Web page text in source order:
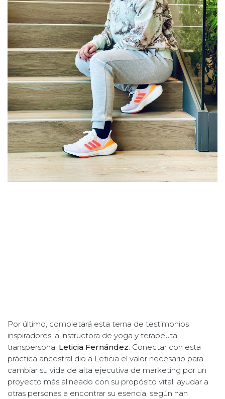
Por último, completará esta terna de testimonios
inspiradores la instructora de yoga y terapeuta
transpersonal Leticia Fernández. Conectar con esta
práctica ancestral dio a Leticia el valor necesario para
cambiar su vida de alta ejecutiva de marketing por un
proyecto más alineado con su propósito vital: ayudar a
otras personas a encontrar su esencia, según han